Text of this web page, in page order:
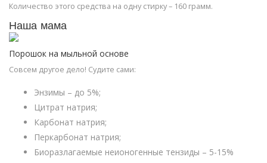
Количество этого средства на одну стирку – 160 грамм.
Наша мама
Порошок на мыльной основе
Совсем другое дело! Судите сами:
Энзимы – до 5%;
Цитрат натрия;
Карбонат натрия;
Перкарбонат натрия;
Биоразлагаемые неионогенные тензиды – 5-15%